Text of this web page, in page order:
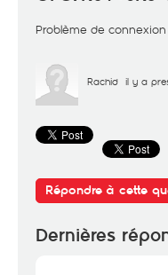
Problème de
Rachid il y a
Répondre à cette
Dernières